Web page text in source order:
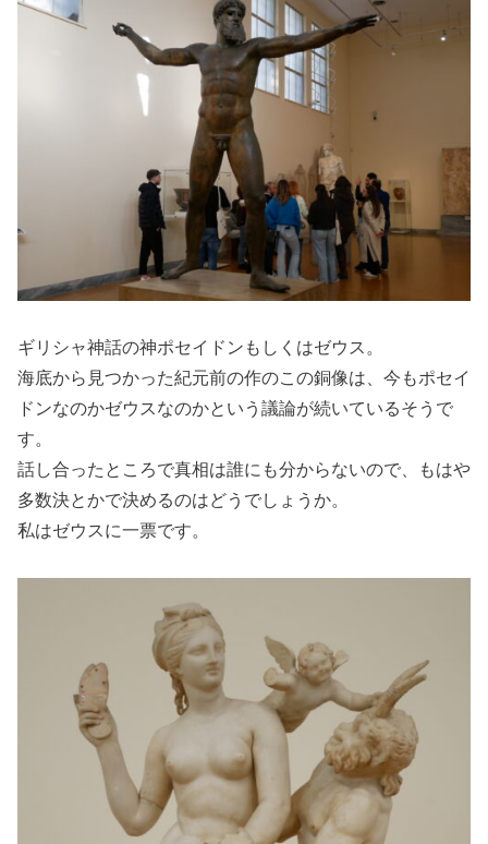
ギリシャ神話の神ポセイドンもしくはゼウス。
海底から見つかった紀元前の作のこの銅像は、今もポセイ
ドンなのかゼウスなのかという議論が続いているそうで
す。
話し合ったところで真相は誰にも分からないので、もはや
多数決とかで決めるのはどうでしょうか。
私はゼウスに一票です。